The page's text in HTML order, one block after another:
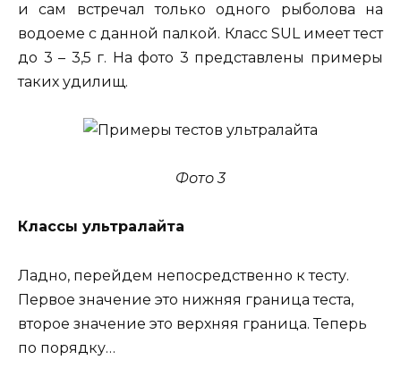
и сам встречал только одного рыболова на
водоеме с данной палкой. Класс SUL имеет тест
до 3 – 3,5 г. На фото 3 представлены примеры
таких удилищ.
Фото 3
Классы ультралайта
Ладно, перейдем непосредственно к тесту.
Первое значение это нижняя граница теста,
второе значение это верхняя граница. Теперь
по порядку…